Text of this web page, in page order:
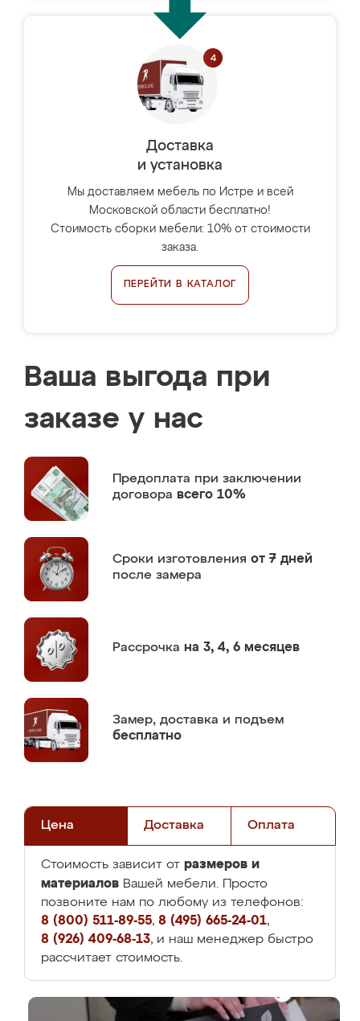
Доставка
и установка
Мы доставляем мебель по Истре и всей
Московской области бесплатно!
Стоимость сборки мебели: 10% от стоимости
заказа.
ПЕРЕЙТИ В КАТАЛОГ
Ваша выгода при
заказе у нас
Предоплата при заключении
договора всего 10%
Сроки изготовления от 7 дней
после замера
Рассрочка на 3, 4, 6 месяцев
Замер, доставка и подъем
бесплатно
Цена Доставка Оплата
Стоимость зависит от размеров и
материалов Вашей мебели. Просто
позвоните нам по любому из телефонов:
8 (800) 511-89-55, 8 (495) 665-24-01,
8 (926) 409-68-13, и наш менеджер быстро
рассчитает стоимость.